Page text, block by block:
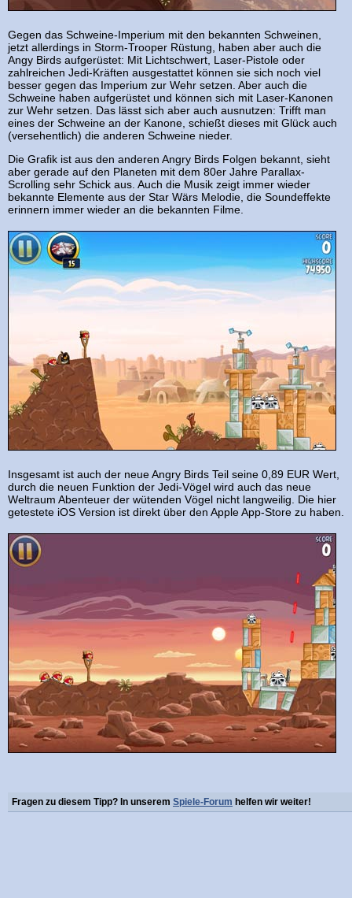
Gegen das Schweine-Imperium mit den bekannten Schweinen,
jetzt allerdings in Storm-Trooper Rüstung, haben aber auch die
Angy Birds aufgerüstet: Mit Lichtschwert, Laser-Pistole oder
zahlreichen Jedi-Kräften ausgestattet können sie sich noch viel
besser gegen das Imperium zur Wehr setzen. Aber auch die
Schweine haben aufgerüstet und können sich mit Laser-Kanonen
zur Wehr setzen. Das lässt sich aber auch ausnutzen: Trifft man
eines der Schweine an der Kanone, schießt dieses mit Glück auch
(versehentlich) die anderen Schweine nieder.
Die Grafik ist aus den anderen Angry Birds Folgen bekannt, sieht
aber gerade auf den Planeten mit dem 80er Jahre Parallax-
Scrolling sehr Schick aus. Auch die Musik zeigt immer wieder
bekannte Elemente aus der Star Wärs Melodie, die Soundeffekte
erinnern immer wieder an die bekannten Filme.
Insgesamt ist auch der neue Angry Birds Teil seine 0,89 EUR Wert,
durch die neuen Funktion der Jedi-Vögel wird auch das neue
Weltraum Abenteuer der wütenden Vögel nicht langweilig. Die hier
getestete iOS Version ist direkt über den Apple App-Store zu haben.
Fragen zu diesem Tipp? In unserem Spiele-Forum helfen wir weiter!